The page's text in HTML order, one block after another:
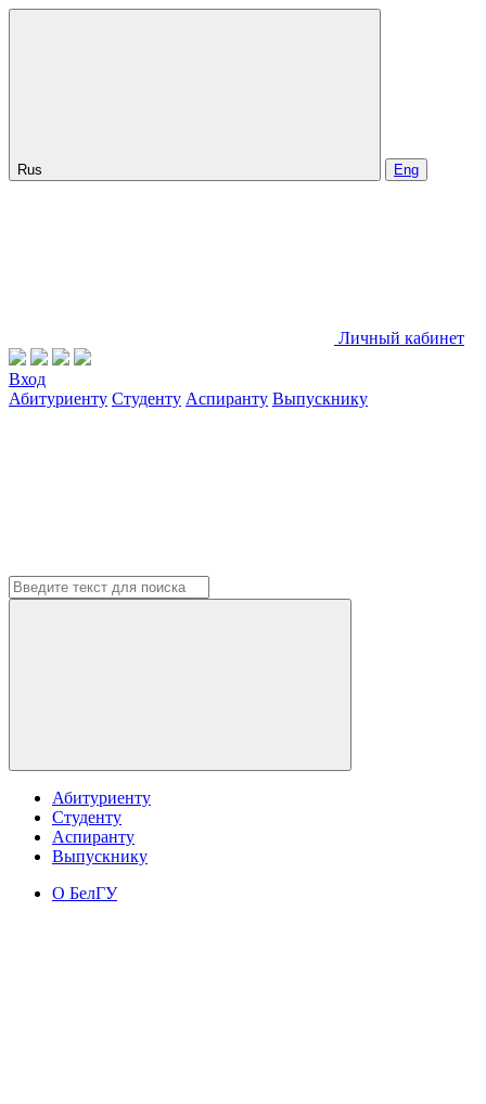
Rus Eng
Личный кабинет
Вход
Абитуриенту Студенту Аспиранту Выпускнику
Абитуриенту
Студенту
Аспиранту
Выпускнику
О БелГУ